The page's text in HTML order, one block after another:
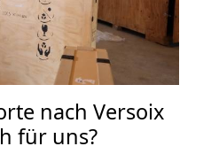
nach Versoix
für uns?